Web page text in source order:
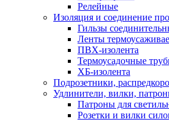
Релейные
Изоляция и соединение
Гильзы
Ленты
ПВХ-изолента
Термоусадочные
ХБ-изолента
Подрозетники,
Удлинители, вилки,
Патроны для
Розетки и вилки